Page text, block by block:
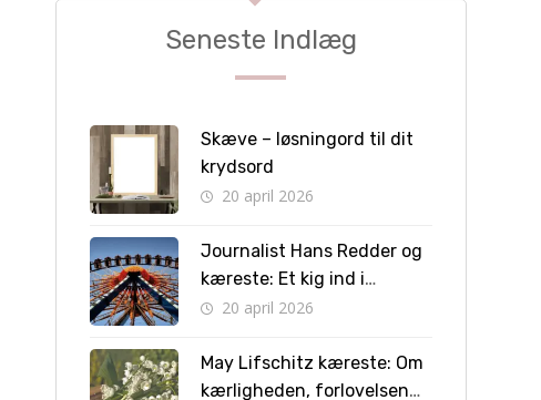
Seneste Indlæg
Skæve – løsningord til dit
krydsord
20 april 2026
Journalist Hans Redder og
kæreste: Et kig ind i
privatlivet bag skærmen
20 april 2026
May Lifschitz kæreste: Om
kærligheden, forlovelsen